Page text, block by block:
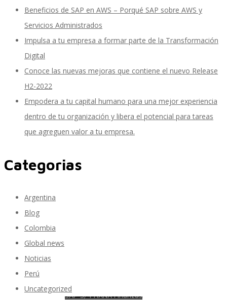
SAP Time & Attendance by Workforce Software
SAP Time and Attendance
SAP Travel OnDemand
Cloud Conveyer
SAP Onpremise Servicios y Productos
SAP S/4 HANA Finanzas
Beneficios de SAP en AWS – Porqué SAP sobre AWS y
Servicios Administrados
Impulsa a tu empresa a formar parte de la Transformación
Digital
Conoce las nuevas mejoras que contiene el nuevo Release
H2-2022
Empodera a tu capital humano para una mejor experiencia
dentro de tu organización y libera el potencial para tareas
que agreguen valor a tu empresa.
Categorias
Argentina
Blog
Colombia
Global news
Noticias
Perú
Uncategorized